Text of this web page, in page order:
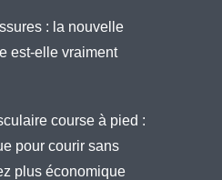
: la nouvelle
est-elle vraiment
course à pied :
pour courir sans
plus économique